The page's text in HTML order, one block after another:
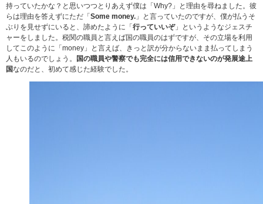
持っていたかな？と思いつつとりあえず僕は「Why?」と理由を尋ねました。彼
らは理由を答えずにただ「Some money. 」と言っていたのですが、僕が払うそ
ぶりを見せずにいると、諦めたように「行っていいぞ」というようなジェスチ
ャーをしました。税関の職員と言えば国の職員のはずですが、その立場を利用
してこのように「money」と言えば、きっと訳が分からないまま払ってしまう
人もいるのでしょう。 国の職員や警察でも完全には信用できないのが発展途上
国なのだと、初めて感じた経験でした。